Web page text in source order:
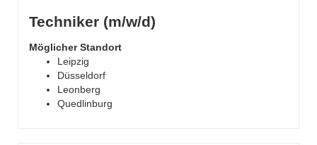
Techniker (m/w/d)
Möglicher Standort
Leipzig
Düsseldorf
Leonberg
Quedlinburg